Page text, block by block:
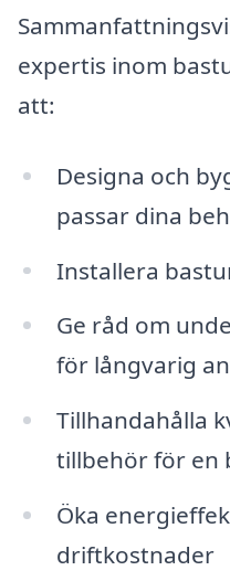
expertis inom
att:
Designa och
passar dina
Installera
Ge råd om
för långvarig
Tillhandahålla
tillbehör för en
Öka
driftkostnader